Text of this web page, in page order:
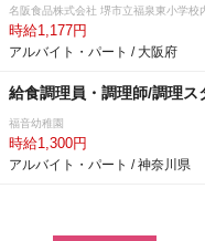
名阪食品株式会社 堺市立福泉東小学校
時給1,177円
アルバイト・パート / 大阪府
給食調理員・調理師/調理
福音幼稚園
時給1,300円
アルバイト・パート / 神奈川県